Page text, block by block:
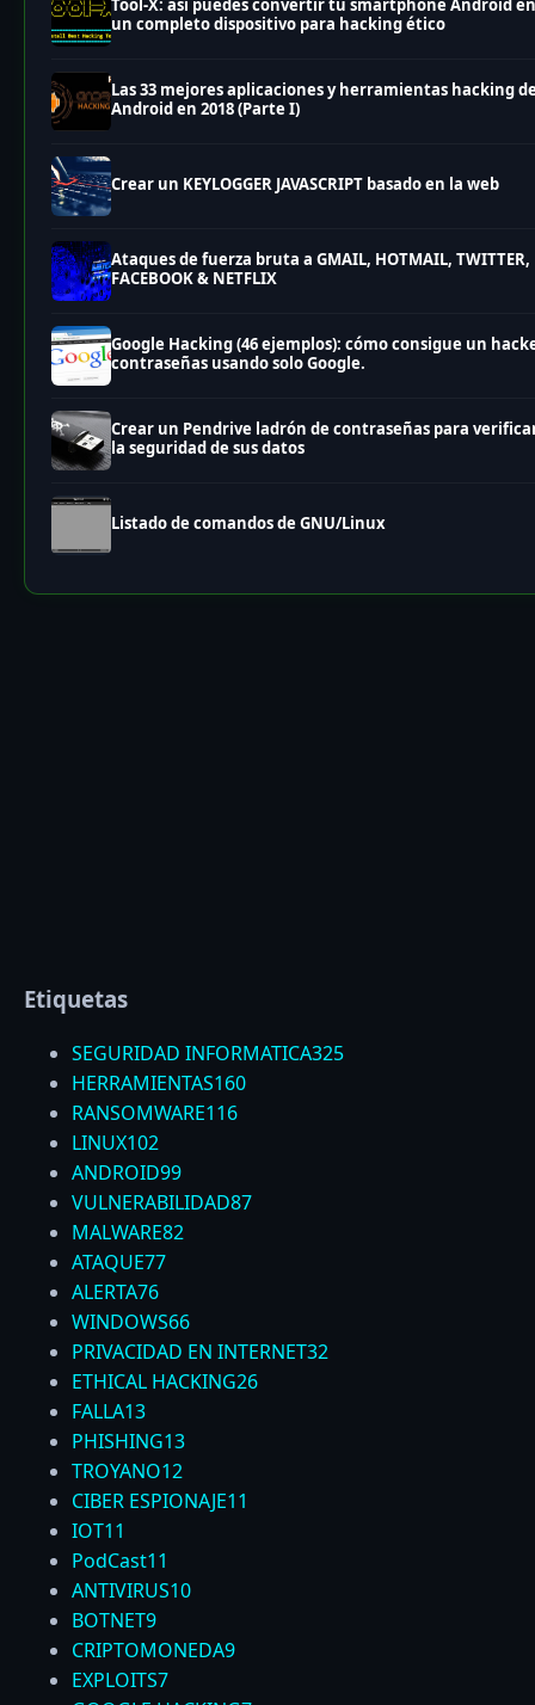
Tool-X: así puedes convertir tu smartphone Android en
un completo dispositivo para hacking ético
Las 33 mejores aplicaciones y herramientas hacking
Android en 2018 (Parte I)
Crear un KEYLOGGER JAVASCRIPT basado en la web
Ataques de fuerza bruta a GMAIL, HOTMAIL, TWITTER,
FACEBOOK & NETFLIX
Google Hacking (46 ejemplos): cómo consigue un
contraseñas usando solo Google.
Crear un Pendrive ladrón de contraseñas para
la seguridad de sus datos
Listado de comandos de GNU/Linux
Etiquetas
SEGURIDAD INFORMATICA325
HERRAMIENTAS160
RANSOMWARE116
LINUX102
ANDROID99
VULNERABILIDAD87
MALWARE82
ATAQUE77
ALERTA76
WINDOWS66
PRIVACIDAD EN INTERNET32
ETHICAL HACKING26
FALLA13
PHISHING13
TROYANO12
CIBER ESPIONAJE11
IOT11
PodCast11
ANTIVIRUS10
BOTNET9
CRIPTOMONEDA9
EXPLOITS7